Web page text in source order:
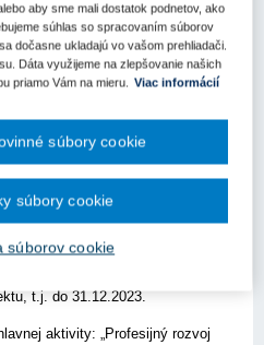
keď vzdelávací systém
ekonomickému rozvoju, je
úrovniach
v dostatočnom predstihu
projektov v rámci tejto
podobných krízových situácií
predložených v rámci
aktivít projektov, ktorý nie je
realizáciu aktivít projektu
t.j. do 31.12.2023.
aktivity: „Profesijný rozvoj
aby sme mali dostatok podnetov, ako
súhlas so spracovaním súborov
dočasne ukladajú vo vašom prehliadači.
Dáta využijeme na zlepšovanie našich
priamo Vám na mieru. Viac informácií
súborov cookie
súbory cookie
súbory cookie